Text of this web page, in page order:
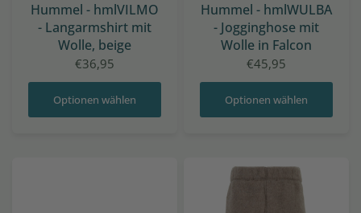
Hummel - hmlVILMO
- Langarmshirt mit
Wolle, beige
€36,95
Optionen wählen
Hummel - hmlWULBA
- Jogginghose mit
Wolle in Falcon
€45,95
Optionen wählen